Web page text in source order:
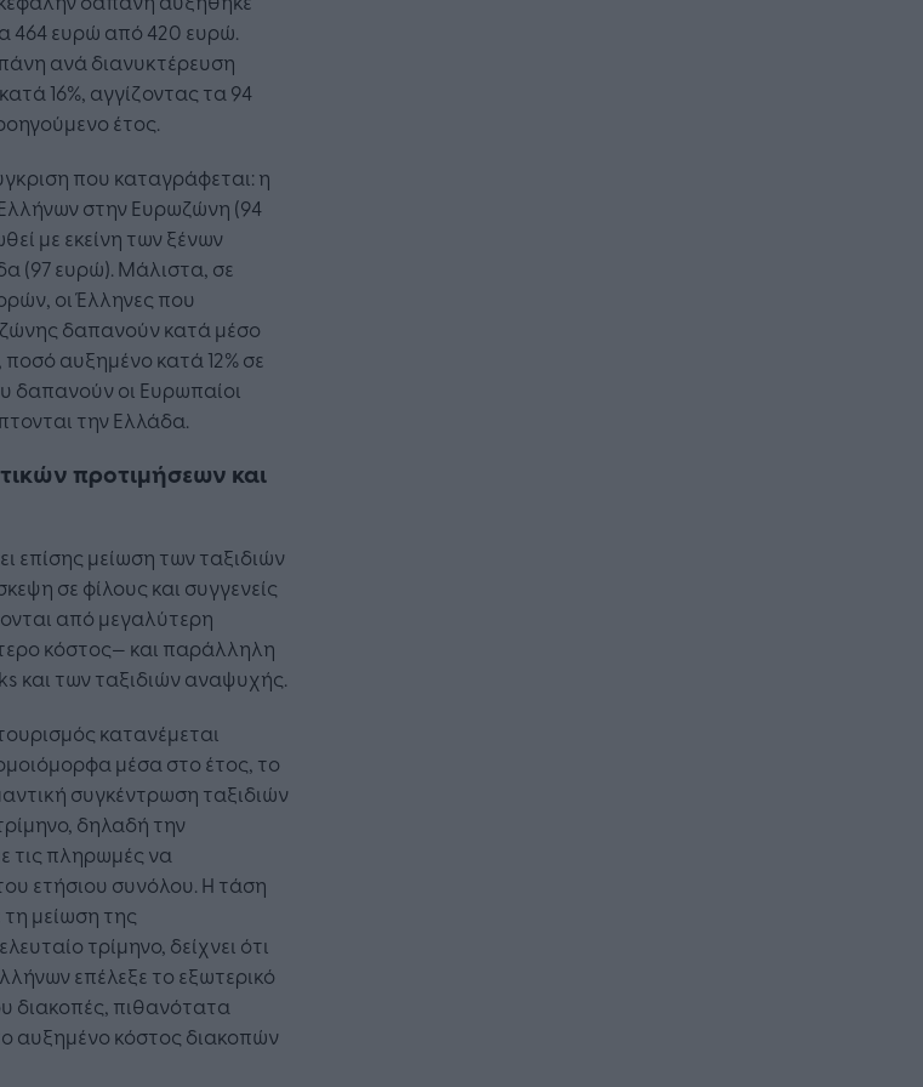
464 ευρώ από 420 ευρώ.
ανά διανυκτέρευση
16%, αγγίζοντας τα 94
έτος.
που καταγράφεται: η
στην Ευρωζώνη (94
με εκείνη των ξένων
(97 ευρώ). Μάλιστα, σε
οι Έλληνες που
δαπανούν κατά μέσο
αυξημένο κατά 12% σε
δαπανούν οι Ευρωπαίοι
την Ελλάδα.
προτιμήσεων και
επίσης μείωση των ταξιδιών
σε φίλους και συγγενείς
από μεγαλύτερη
κόστος— και παράλληλη
και των ταξιδιών αναψυχής.
κατανέμεται
μέσα στο έτος, το
συγκέντρωση ταξιδιών
δηλαδή την
τις πληρωμές να
ετήσιου συνόλου. Η τάση
μείωση της
τρίμηνο, δείχνει ότι
επέλεξε το εξωτερικό
διακοπές, πιθανότατα
αυξημένο κόστος διακοπών